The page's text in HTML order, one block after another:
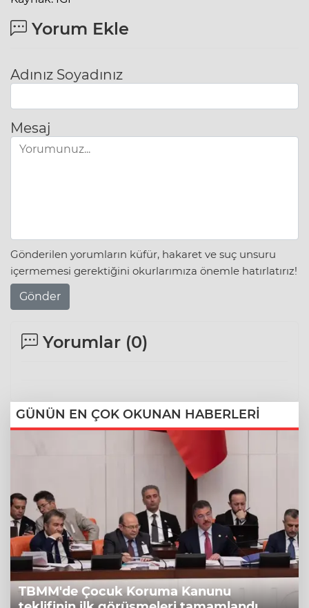
Yorum Ekle
Adınız Soyadınız
Mesaj
Gönderilen yorumların küfür, hakaret ve suç unsuru
içermemesi gerektiğini okurlarımıza önemle hatırlatırız!
Gönder
Yorumlar (0)
GÜNÜN EN ÇOK OKUNAN HABERLERİ
TBMM'de Çocuk Koruma Kanunu